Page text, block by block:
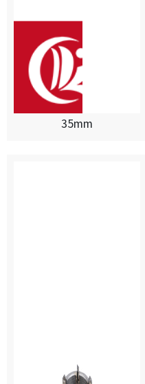
35mm